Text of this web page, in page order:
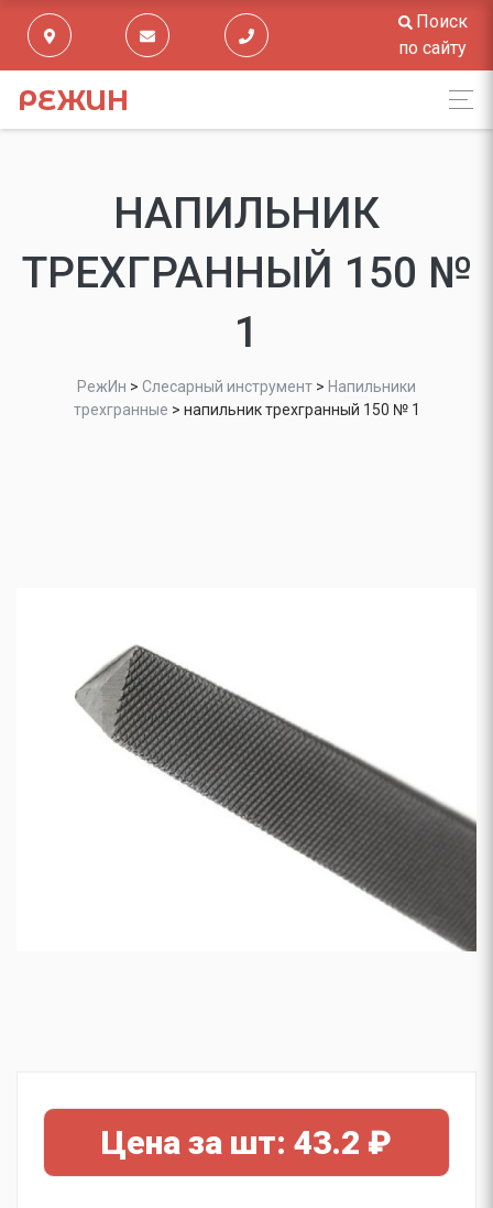
Поиск
по сайту
РЕЖИН
НАПИЛЬНИК
ТРЕХГРАННЫЙ 150 №
1
РежИн > Слесарный инструмент > Напильники
трехгранные > напильник трехгранный 150 № 1
Цена за шт: 43.2 ₽